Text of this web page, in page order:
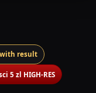
with result
5 zl HIGH-RES